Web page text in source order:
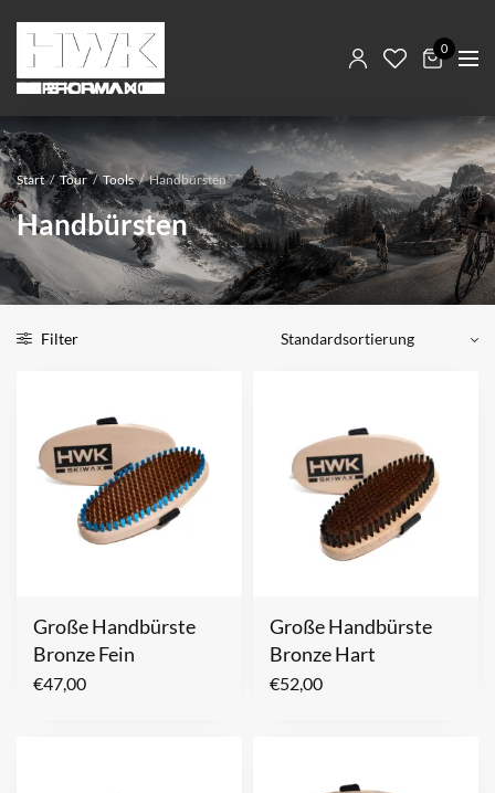
0
Start / Tour / Tools / Handbürsten
Handbürsten
Filter
Große Handbürste
Bronze Fein
€47,00
Große Handbürste
Bronze Hart
€52,00